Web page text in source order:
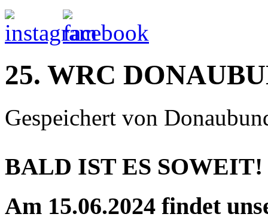
25. WRC
Gespeichert von
BALD IST ES SOWEIT!
Am 15.06.2024 findet